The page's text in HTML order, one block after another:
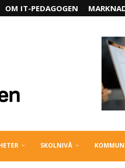
OM IT-PEDAGOGEN
SKOLNIVÅ